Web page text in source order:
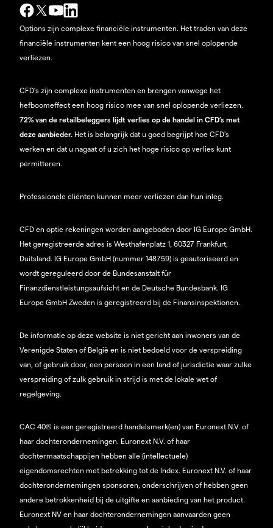
Options zijn complexe financiële instrumenten. Het traden van deze
financiële instrumenten kent een hoog risico van snel oplopende
verliezen.
CFD’s zijn complexe instrumenten en brengen vanwege het
hefboomeffect een hoog risico mee van snel oplopende verliezen.
72% van de retailbeleggers lijdt verlies op de handel in CFD’s met
deze aanbieder. Het is belangrijk dat u goed begrijpt hoe CFD's
werken en dat u nagaat of u zich het hoge risico op verlies kunt
permitteren.
Professionele cliënten kunnen meer verliezen dan hun inleg.
CFD en optie rekeningen worden aangeboden door IG Europe GmbH.
Het geregistreerde adres is Westhafenplatz 1, 60327 Frankfurt,
Duitsland. IG Europe GmbH (nummer 148759) is geautoriseerd en
wordt gereguleerd door de Bundesanstalt für
Finanzdienstleistungsaufsicht en de Deutsche Bundesbank. IG
Europe GmbH Zweden is geregistreerd bij de Finansinspektionen.
De informatie op deze website is niet gericht aan inwoners van de
Verenigde Staten of België en is niet bedoeld voor de verspreiding
van, of gebruik door, een persoon in een land of jurisdictie waar zulke
verspreiding of zulk gebruik in strijd is met de lokale wet of
regelgeving.
CAC 40® is een geregistreerd handelsmerk(en) van Euronext N.V. of
haar dochterondernemingen. Euronext N.V. of haar
dochtermaatschappijen hebben alle (intellectuele)
eigendomsrechten met betrekking tot de Index. Euronext N.V. of haar
dochterondernemingen sponsoren, onderschrijven of hebben geen
andere betrokkenheid bij de uitgifte en aanbieding van het product.
Euronext NV en haar dochterondernemingen aanvaarden geen